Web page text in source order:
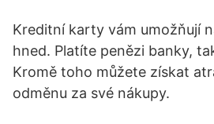
Kreditní karty vám umožňují
hned. Platíte penězi banky,
Kromě toho můžete získat
odměnu za své nákupy.